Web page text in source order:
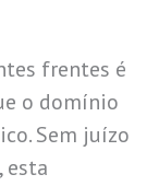
frentes é
o domínio
Sem juízo
esta